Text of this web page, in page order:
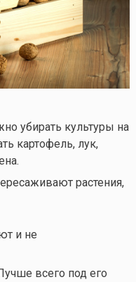
убирать культуры на
картофель, лук,
растения,
и не
всего под его